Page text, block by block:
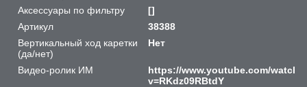
Аксессуары по фильтру
[]
Артикул
38388
Вертикальный ход каретки
(да/нет)
Нет
Видео-ролик ИМ
https://www.youtube.com/watch?
v=RKdz09RBtdY